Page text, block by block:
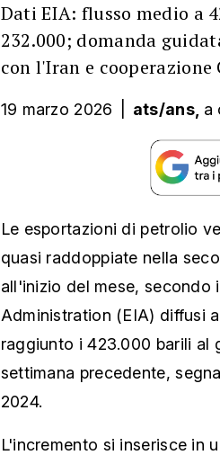
Dati EIA: flusso medio a
232.000; domanda
con l'Iran e cooperazione
19 marzo 2026 ats/ans, a
Le esportazioni di petrolio
quasi raddoppiate nella
all'inizio del mese, secondo
Administration (EIA) diffusi
raggiunto i 423.000 barili al
settimana precedente,
2024.
L'incremento si inserisce in